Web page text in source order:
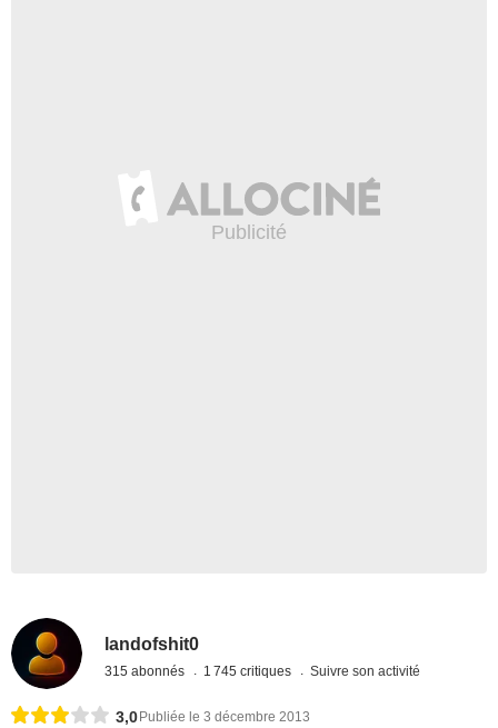
landofshit0
315 abonnés 1 745 critiques Suivre son activité
3,0 Publiée le 3 décembre 2013